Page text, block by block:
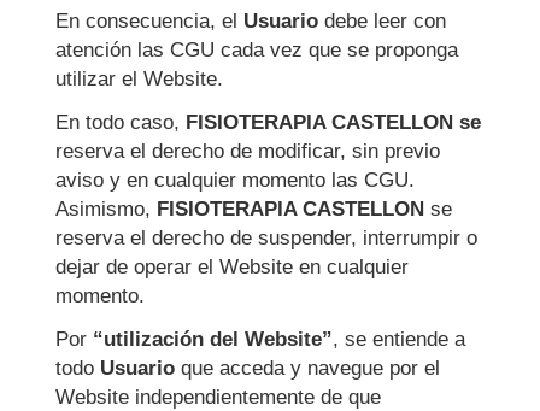
En consecuencia, el Usuario debe leer con
atención las CGU cada vez que se proponga
utilizar el Website.
En todo caso, FISIOTERAPIA CASTELLON se
reserva el derecho de modificar, sin previo
aviso y en cualquier momento las CGU.
Asimismo, FISIOTERAPIA CASTELLON se
reserva el derecho de suspender, interrumpir o
dejar de operar el Website en cualquier
momento.
Por “utilización del Website”, se entiende a
todo Usuario que acceda y navegue por el
Website independientemente de que